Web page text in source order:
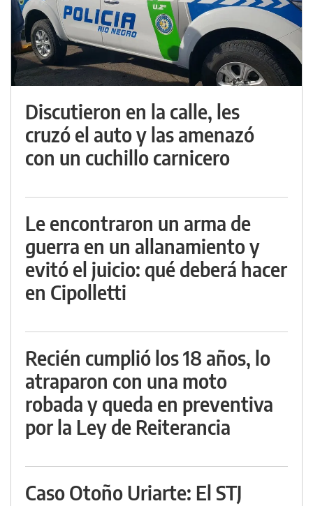
Discutieron en la calle, les
cruzó el auto y las amenazó
con un cuchillo carnicero
Le encontraron un arma de
guerra en un allanamiento y
evitó el juicio: qué deberá hacer
en Cipolletti
Recién cumplió los 18 años, lo
atraparon con una moto
robada y queda en preventiva
por la Ley de Reiterancia
Caso Otoño Uriarte: El STJ